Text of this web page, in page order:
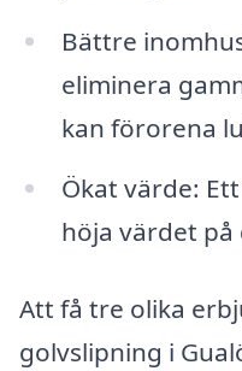
Bättre
eliminera
kan förorena
Ökat värde:
höja värdet
Att få tre olika
golvslipning i